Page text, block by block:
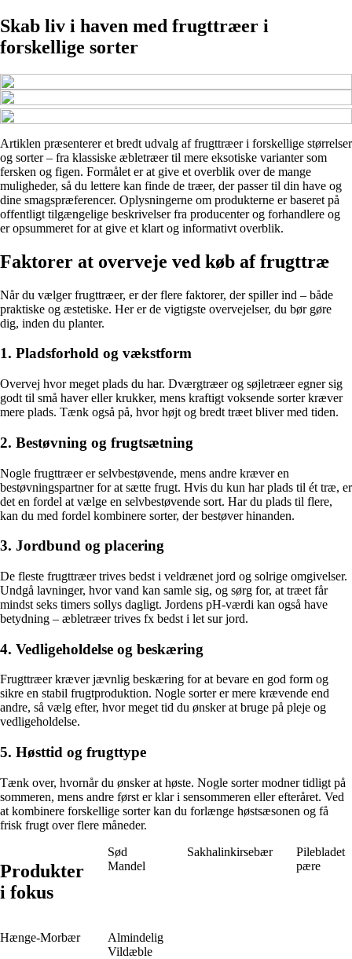
Skab liv i haven med frugttræer i
forskellige sorter
Artiklen præsenterer et bredt udvalg af frugttræer i forskellige størrelser
og sorter – fra klassiske æbletræer til mere eksotiske varianter som
fersken og figen. Formålet er at give et overblik over de mange
muligheder, så du lettere kan finde de træer, der passer til din have og
dine smagspræferencer. Oplysningerne om produkterne er baseret på
offentligt tilgængelige beskrivelser fra producenter og forhandlere og
er opsummeret for at give et klart og informativt overblik.
Faktorer at overveje ved køb af frugttræ
Når du vælger frugttræer, er der flere faktorer, der spiller ind – både
praktiske og æstetiske. Her er de vigtigste overvejelser, du bør gøre
dig, inden du planter.
1. Pladsforhold og vækstform
Overvej hvor meget plads du har. Dværgtræer og søjletræer egner sig
godt til små haver eller krukker, mens kraftigt voksende sorter kræver
mere plads. Tænk også på, hvor højt og bredt træet bliver med tiden.
2. Bestøvning og frugtsætning
Nogle frugttræer er selvbestøvende, mens andre kræver en
bestøvningspartner for at sætte frugt. Hvis du kun har plads til ét træ, er
det en fordel at vælge en selvbestøvende sort. Har du plads til flere,
kan du med fordel kombinere sorter, der bestøver hinanden.
3. Jordbund og placering
De fleste frugttræer trives bedst i veldrænet jord og solrige omgivelser.
Undgå lavninger, hvor vand kan samle sig, og sørg for, at træet får
mindst seks timers sollys dagligt. Jordens pH-værdi kan også have
betydning – æbletræer trives fx bedst i let sur jord.
4. Vedligeholdelse og beskæring
Frugttræer kræver jævnlig beskæring for at bevare en god form og
sikre en stabil frugtproduktion. Nogle sorter er mere krævende end
andre, så vælg efter, hvor meget tid du ønsker at bruge på pleje og
vedligeholdelse.
5. Høsttid og frugttype
Tænk over, hvornår du ønsker at høste. Nogle sorter modner tidligt på
sommeren, mens andre først er klar i sensommeren eller efteråret. Ved
at kombinere forskellige sorter kan du forlænge høstsæsonen og få
frisk frugt over flere måneder.
Produkter
i fokus
Sød
Mandel
Sakhalinkirsebær
Pilebladet
pære
Hænge-Morbær
Almindelig
Vildæble